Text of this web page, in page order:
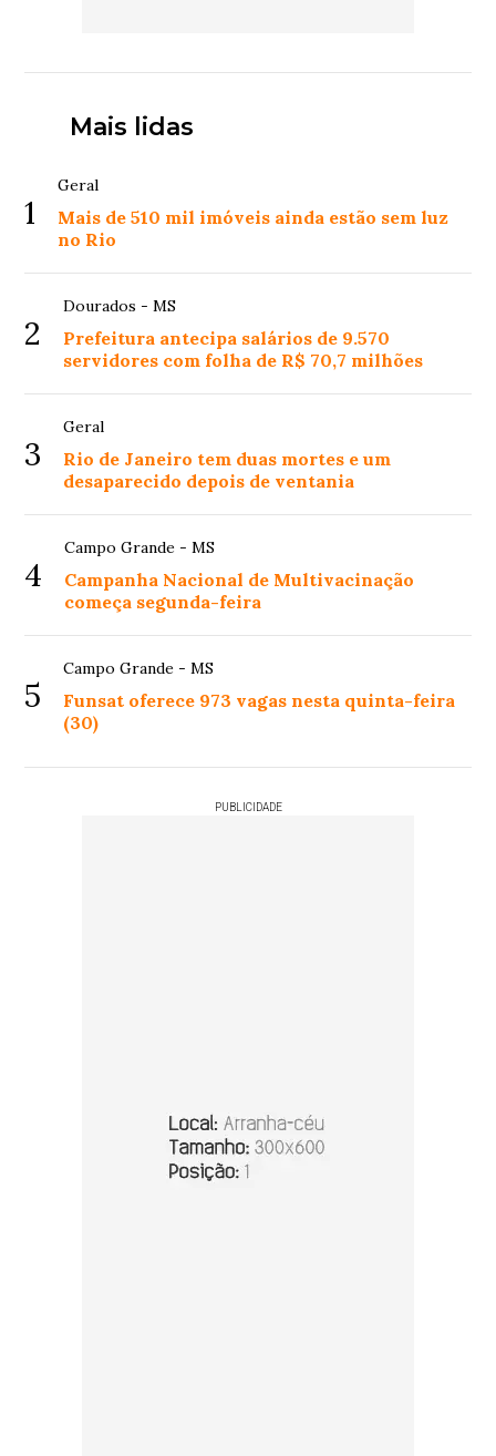
Mais lidas
1
Geral
Mais de 510 mil imóveis ainda estão sem luz
no Rio
2
Dourados - MS
Prefeitura antecipa salários de 9.570
servidores com folha de R$ 70,7 milhões
3
Geral
Rio de Janeiro tem duas mortes e um
desaparecido depois de ventania
4
Campo Grande - MS
Campanha Nacional de Multivacinação
começa segunda-feira
5
Campo Grande - MS
Funsat oferece 973 vagas nesta quinta-feira
(30)
PUBLICIDADE